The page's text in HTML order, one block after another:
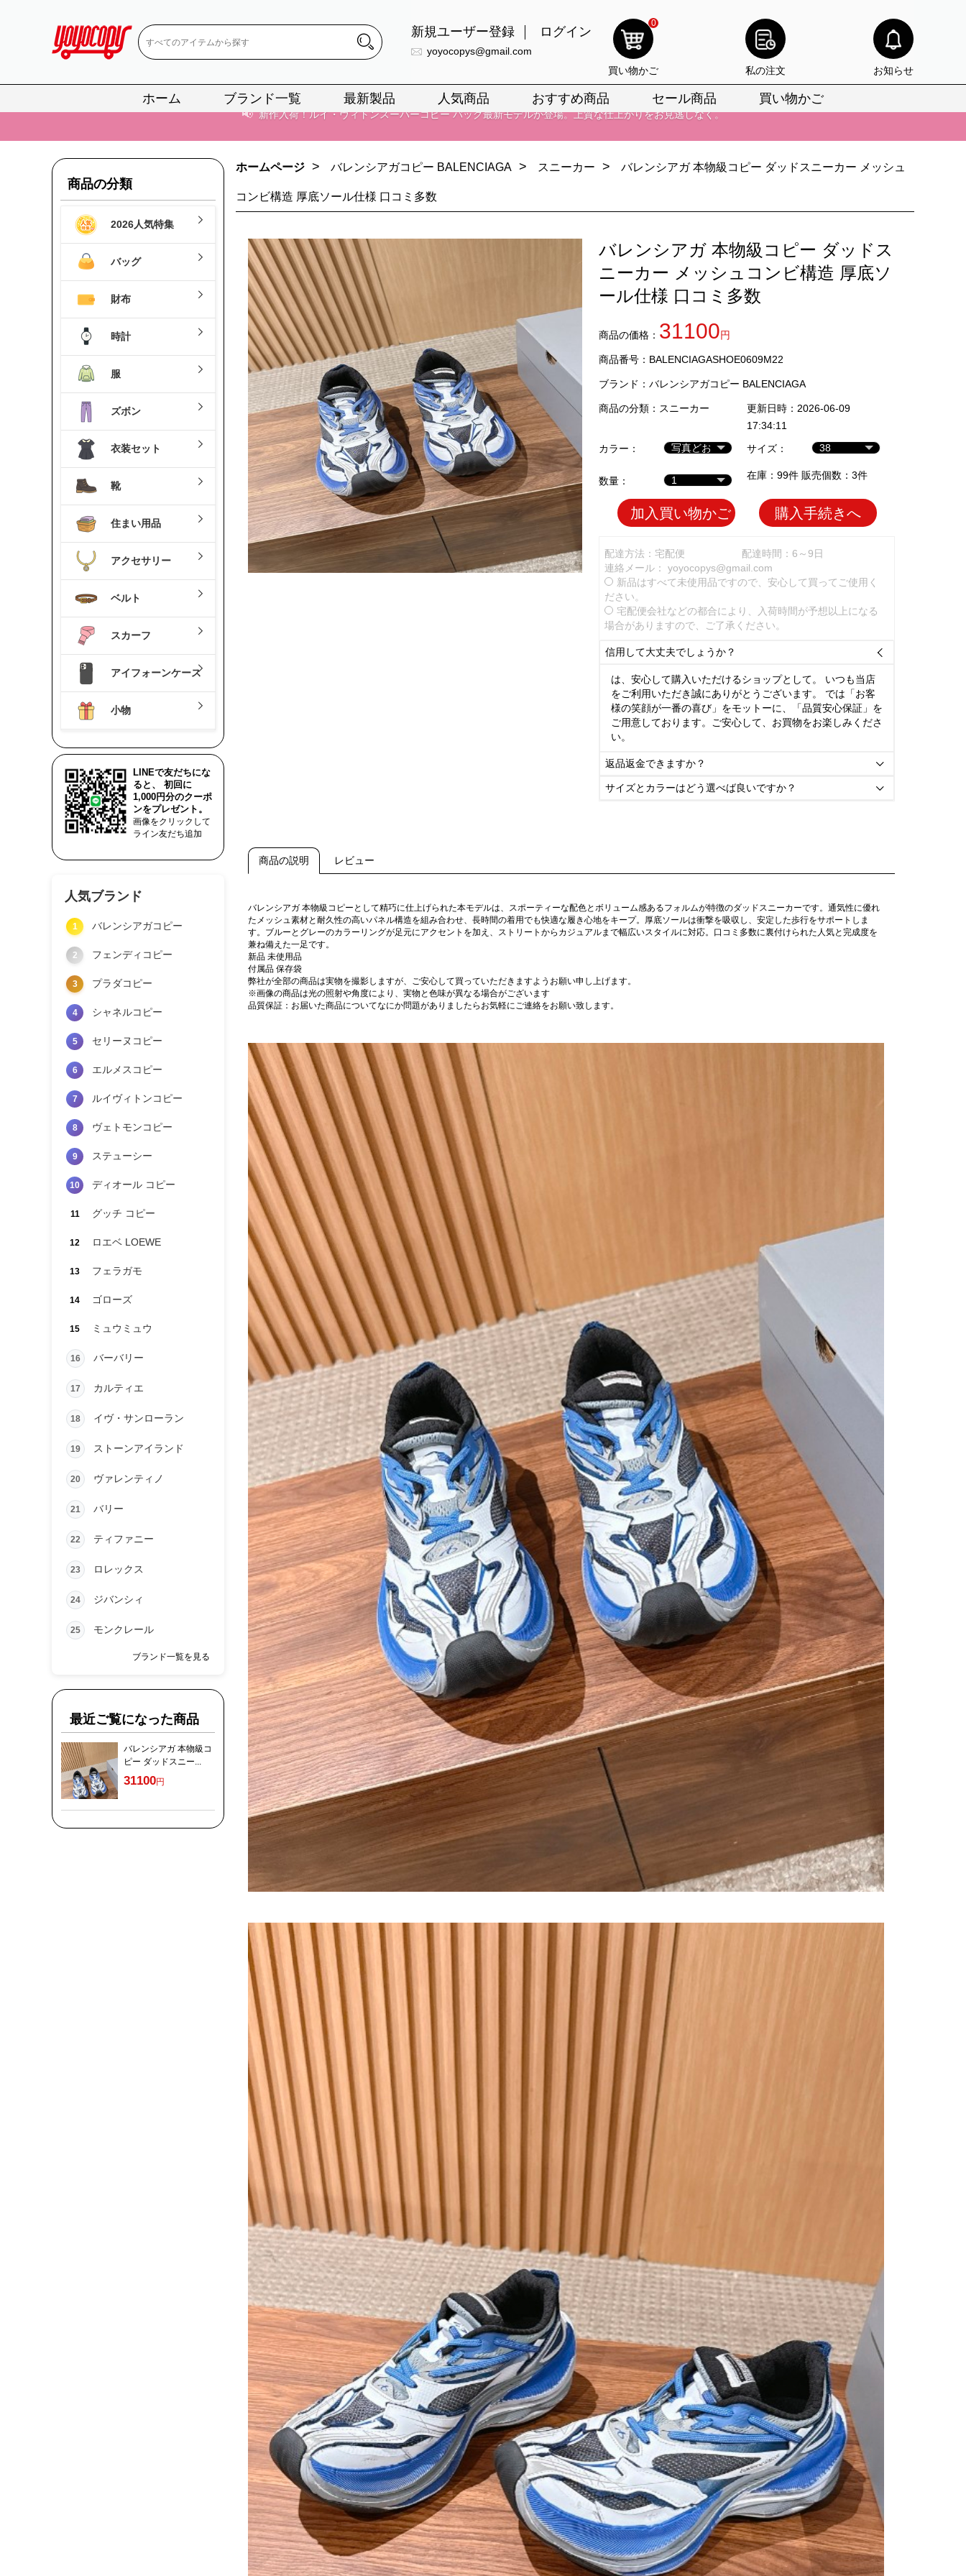
新規ユーザー登録 ログイン
yoyocopys@gmail.com
0
買い物かご 私の注文 お知らせ
ホーム ブランド一覧 最新製品 人気商品 おすすめ商品 セール商品 買い物かご
📢 当店は正真正銘のn級スーパーコピーのみ取扱い。最高品質の再現度を安心してお選びいただけます。
📢 新作入荷！ルイ・ヴィトンスーパーコピー バッグ最新モデルが登場。上質な仕上がりをお見逃しなく。
📢 当店は正真正銘のn級スーパーコピーのみ取扱い。最高品質の再現度を安心してお選びいただけます。
📢 新作入荷！ルイ・ヴィトンスーパーコピー バッグ最新モデルが登場。上質な仕上がりをお見逃しなく。
商品の分類
2026人気特集
バッグ
財布
時計
服
ズボン
衣装セット
靴
住まい用品
アクセサリー
ベルト
スカーフ
アイフォーンケース
小物
LINEで友だちにな
ると、 初回に
1,000円分のクーポ
ンをプレゼント。
画像をクリックして
ライン友だち追加
人気ブランド
1 バレンシアガコピー
2 フェンディコピー
3 プラダコピー
4 シャネルコピー
5 セリーヌコピー
6 エルメスコピー
7 ルイヴィトンコピー
8 ヴェトモンコピー
9 ステューシー
10 ディオール コピー
11 グッチ コピー
12 ロエベ LOEWE
13 フェラガモ
14 ゴローズ
15 ミュウミュウ
16 バーバリー
17 カルティエ
18 イヴ・サンローラン
19 ストーンアイランド
20 ヴァレンティノ
21 バリー
22 ティファニー
23 ロレックス
24 ジバンシィ
25 モンクレール
ブランド一覧を見る
最近ご覧になった商品
バレンシアガ 本物級コ
ピー ダッドスニー...
31100円
ホームページ > バレンシアガコピー BALENCIAGA > スニーカー > バレンシアガ 本物級コピー ダッドスニーカー メッシュ
コンビ構造 厚底ソール仕様 口コミ多数
バレンシアガ 本物級コピー ダッドス
ニーカー メッシュコンビ構造 厚底ソ
ール仕様 口コミ多数
商品の価格： 31100円
商品番号：BALENCIAGASHOE0609M22
ブランド： バレンシアガコピー BALENCIAGA
商品の分類： スニーカー
更新日時：2026-06-09
17:34:11
カラー：
サイズ：
数量： 在庫：99件 販売個数：3件
加入買い物かご 購入手続きへ
配達方法：宅配便
配達時間：6～9日
連絡メール： yoyocopys@gmail.com
新品はすべて未使用品ですので、安心して買ってご使用く
ださい。
宅配便会社などの都合により、入荷時間が予想以上になる
場合がありますので、ご了承ください。
信用して大丈夫でしょうか？ 
は、安心して購入いただけるショップとして。 いつも当店
をご利用いただき誠にありがとうございます。 では「お客
様の笑顔が一番の喜び」をモットーに、「品質安心保証」を
ご用意しております。ご安心して、お買物をお楽しみくださ
い。
返品返金できますか？ 
サイズとカラーはどう選べば良いですか？ 
商品の説明 レビュー
バレンシアガ 本物級コピーとして精巧に仕上げられた本モデルは、スポーティーな配色とボリューム感あるフォルムが特徴のダッドスニーカーです。通気性に優れ
たメッシュ素材と耐久性の高いパネル構造を組み合わせ、長時間の着用でも快適な履き心地をキープ。厚底ソールは衝撃を吸収し、安定した歩行をサポートしま
す。ブルーとグレーのカラーリングが足元にアクセントを加え、ストリートからカジュアルまで幅広いスタイルに対応。口コミ多数に裏付けられた人気と完成度を
兼ね備えた一足です。
新品 未使用品
付属品 保存袋
弊社が全部の商品は実物を撮影しますが、ご安心して買っていただきますようお願い申し上げます。
※画像の商品は光の照射や角度により、実物と色味が異なる場合がございます
品質保証：お届いた商品についてなにか問題がありましたらお気軽にご連絡をお願い致します。